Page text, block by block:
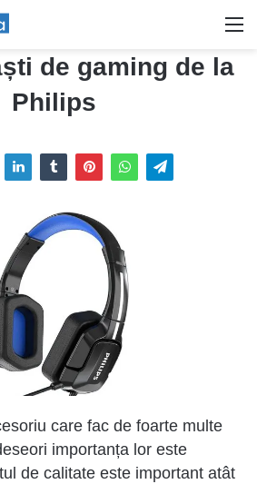
de gaming de la
Philips
care fac de foarte multe
importanța lor este
de calitate este important atât